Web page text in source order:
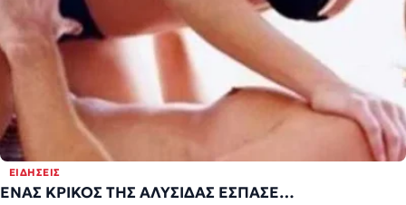
ΕΙΔΉΣΕΙΣ
ΕΝΑΣ ΚΡΙΚΟΣ ΤΗΣ ΑΛΥΣΙΔΑΣ ΕΣΠΑΣΕ…